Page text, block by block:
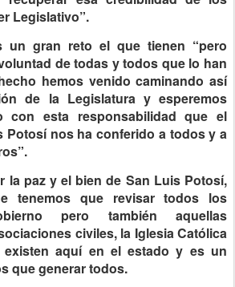
Legislativo”.
un gran reto el que tienen “pero
de todas y todos que lo han
hemos venido caminando así
de la Legislatura y esperemos
con esta responsabilidad que el
Potosí nos ha conferido a todos y a
la paz y el bien de San Luis Potosí,
tenemos que revisar todos los
pero también aquellas
civiles, la Iglesia Católica
aquí en el estado y es un
que generar todos.